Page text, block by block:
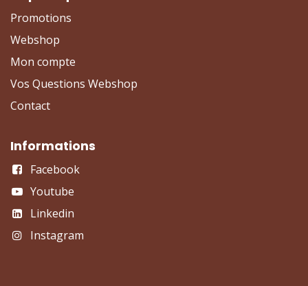
Promotions
Webshop
Mon compte
Vos Questions Webshop
Contact
Informations
Facebook
Youtube
Linkedin
Instagram